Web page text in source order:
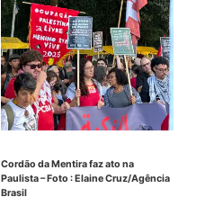
Cordão da Mentira faz ato na
Paulista – Foto : Elaine Cruz/Agência
Brasil